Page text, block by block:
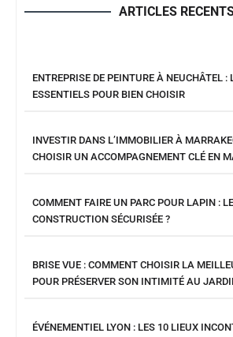
ARTICLES
ENTREPRISE DE PEINTURE À NEUCHÂTEL :
ESSENTIELS POUR BIEN CHOISIR
INVESTIR DANS L’IMMOBILIER À
CHOISIR UN ACCOMPAGNEMENT CLÉ EN
COMMENT FAIRE UN PARC POUR LAPIN :
CONSTRUCTION SÉCURISÉE ?
BRISE VUE : COMMENT CHOISIR LA
POUR PRÉSERVER SON INTIMITÉ AU
ÉVÉNEMENTIEL LYON : LES 10 LIEUX